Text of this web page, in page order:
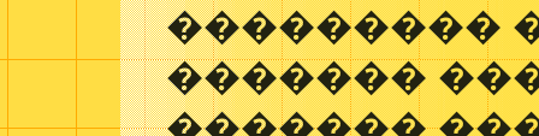
���������
�������